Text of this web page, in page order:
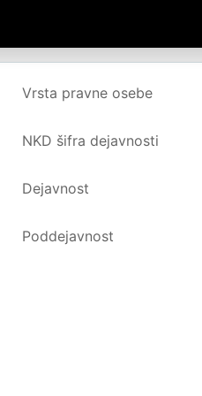
Vrsta pravne osebe
NKD šifra dejavnosti
Dejavnost
Poddejavnost